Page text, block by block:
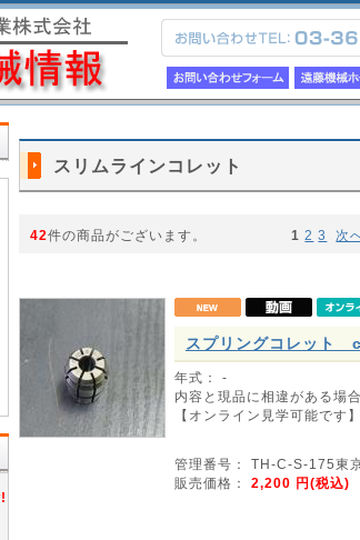
スリムラインコレット
42件の商品がございます。 1 2 3 次
スプリングコレッ
年式： -
内容と現品に相違がある場
【オンライン見学可能です】
管理番号： TH-C-S-175東
販売価格： 2,200 円(税込)